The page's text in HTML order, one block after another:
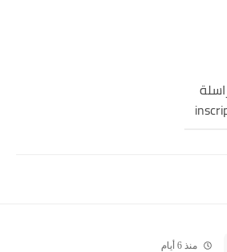
منذ 6 أيام